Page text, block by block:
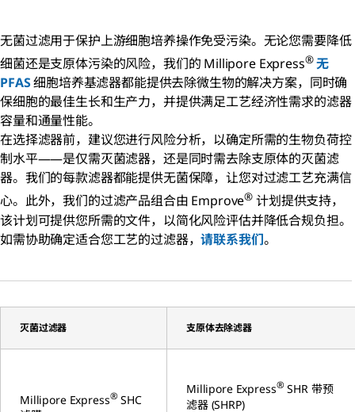
无菌过滤用于保护上游细胞培养操作免受污染。无论您需要降低
细菌还是支原体污染的风险，我们的 Millipore Express® 无
PFAS细胞培养基滤器都能提供去除微生物的解决方案，同时确
保细胞的最佳生长和生产力，并提供满足工艺经济性需求的滤器
容量和通量性能。
在选择滤器前，建议您进行风险分析，以确定所需的生物负荷控
制水平——是仅需灭菌滤器，还是同时需去除支原体的灭菌滤
器。我们的每款滤器都能提供无菌保障，让您对过滤工艺充满信
心。此外，我们的过滤产品组合由 Emprove® 计划提供支持，
该计划可提供您所需的文件，以简化风险评估并降低合规负担。
如需协助确定适合您工艺的过滤器，请联系我们。
灭菌过滤器 支原体去除滤器
Millipore Express® SHC
Millipore Express® SHR 带预
滤器 (SHRP)